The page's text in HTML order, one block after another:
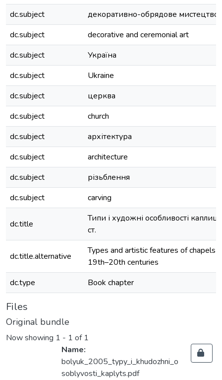
dc.subject
декоративно-обрядове мистецтво
dc.subject
decorative and ceremonial art
dc.subject
Україна
dc.subject
Ukraine
dc.subject
церква
dc.subject
church
dc.subject
архітектура
dc.subject
architecture
dc.subject
різьблення
dc.subject
carving
dc.title
Типи і художні особливості
ст.
dc.title.alternative
Types and artistic features of chapels
19th–20th centuries
dc.type
Book chapter
Files
Original bundle
Now showing 1 - 1 of 1
Name:
bolyuk_2005_typy_i_khudozhni_o
soblyvosti_kaplyts.pdf